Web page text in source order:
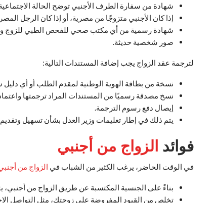
شهادة من سفارة الطرف الأجنبي توضح الحالة
إذا كان الأجنبي متزوجًا من مصرية، أو إذا كان الرجل
شهادة رسمية من أي مكتب صحي للفحص الطبي للزوج
صور شخصية حديثة.
لترجمة عقد الزواج يجب إضافة المستندات التالية:
نسخة من بطاقة الهوية الوطنية لمقدم الطلب أو أي
نسخ مصدقة رسميًا من المستندات المراد ترجمتها واعتمادها وختمها بختم
إيصال دفع رسوم الترجمة.
يتم ذلك في إطار تعليمات وزير العدل بشأن تسهيل
فوائد الزواج من أجنبي
في الوقت الحاضر، يرغب الكثير من الشباب في الزواج من
بناءً على الجنسية المكتسبة عن طريق الزواج من
تخلص من القيود المفروضة على زوجتك، مثل التواصل